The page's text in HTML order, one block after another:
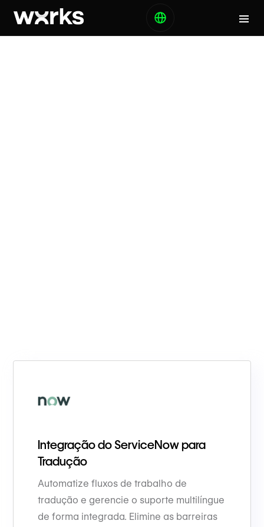
Integração do ServiceNow para
Tradução
Automatize fluxos de trabalho de
tradução e gerencie o suporte multilíngue
de forma integrada. Elimine as barreiras